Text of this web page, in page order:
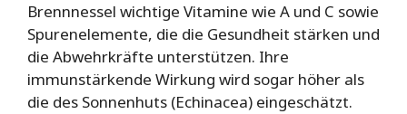
Brennnessel wichtige Vitamine wie A und C sowie
Spurenelemente, die die Gesundheit stärken und
die Abwehrkräfte unterstützen. Ihre
immunstärkende Wirkung wird sogar höher als
die des Sonnenhuts (Echinacea) eingeschätzt.